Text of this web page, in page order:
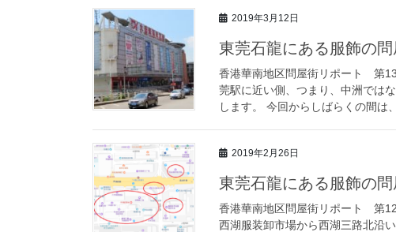
2019年3月12日
東莞石龍にある服飾の
香港華南地区問屋街リポート 第
莞駅に近い側、つまり、中洲では
します。 今回からしばらくの間は
2019年2月26日
東莞石龍にある服飾の
香港華南地区問屋街リポート 第
西湖服装卸市場から西湖三路北沿